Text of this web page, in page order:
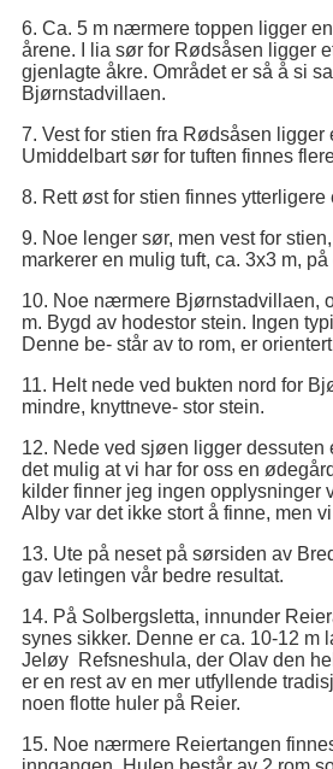
6. Ca. 5 m nærmere toppen ligger
årene. I lia sør for Rødsåsen ligger
gjenlagte åkre. Området er så å si
Bjørnstadvillaen.
7. Vest for stien fra Rødsåsen
Umiddelbart sør for tuften finnes
8. Rett øst for stien finnes
9. Noe lenger sør, men vest for
markerer en mulig tuft, ca. 3x3 m,
10. Noe nærmere Bjørnstadvillaen,
m. Bygd av hodestor stein. Ingen
Denne be- står av to rom, er
11. Helt nede ved bukten nord for
mindre, knyttneve- stor stein.
12. Nede ved sjøen ligger dessuten
det mulig at vi har for oss en
kilder finner jeg ingen opplysninger
Alby var det ikke stort å finne, men
13. Ute på neset på sørsiden av
gav letingen vår bedre resultat.
14. På Solbergsletta, innunder
synes sikker. Denne er ca. 10-12 m
Jeløy Refsneshula, der Olav den
er en rest av en mer utfyllende
noen flotte huler på Reier.
15. Noe nærmere Reiertangen